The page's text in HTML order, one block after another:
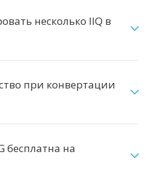
несколько IIQ в
при конвертации
бесплатна на